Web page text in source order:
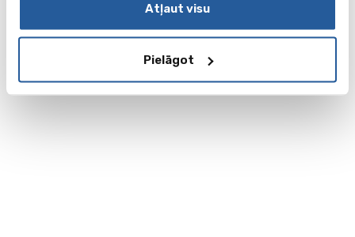
Atļaut visu
Pielāgot